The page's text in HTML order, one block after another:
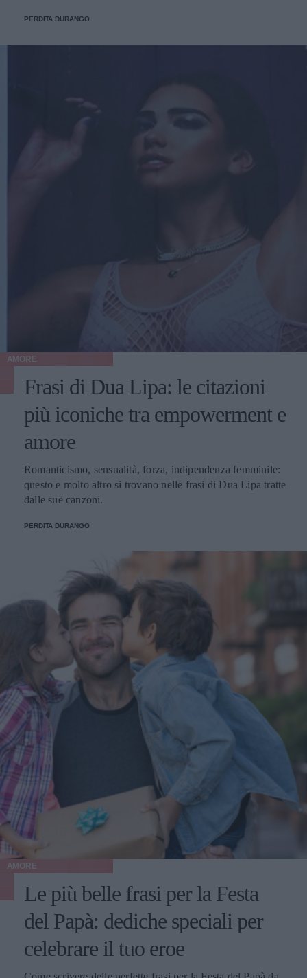
PERDITA DURANGO
AMORE
Frasi di Dua Lipa: le citazioni
più iconiche tra empowerment e
amore
Romanticismo, sensualità, forza, indipendenza femminile:
questo e molto altro si trovano nelle frasi di Dua Lipa tratte
dalle sue canzoni.
PERDITA DURANGO
AMORE
Le più belle frasi per la Festa
del Papà: dediche speciali per
celebrare il tuo eroe